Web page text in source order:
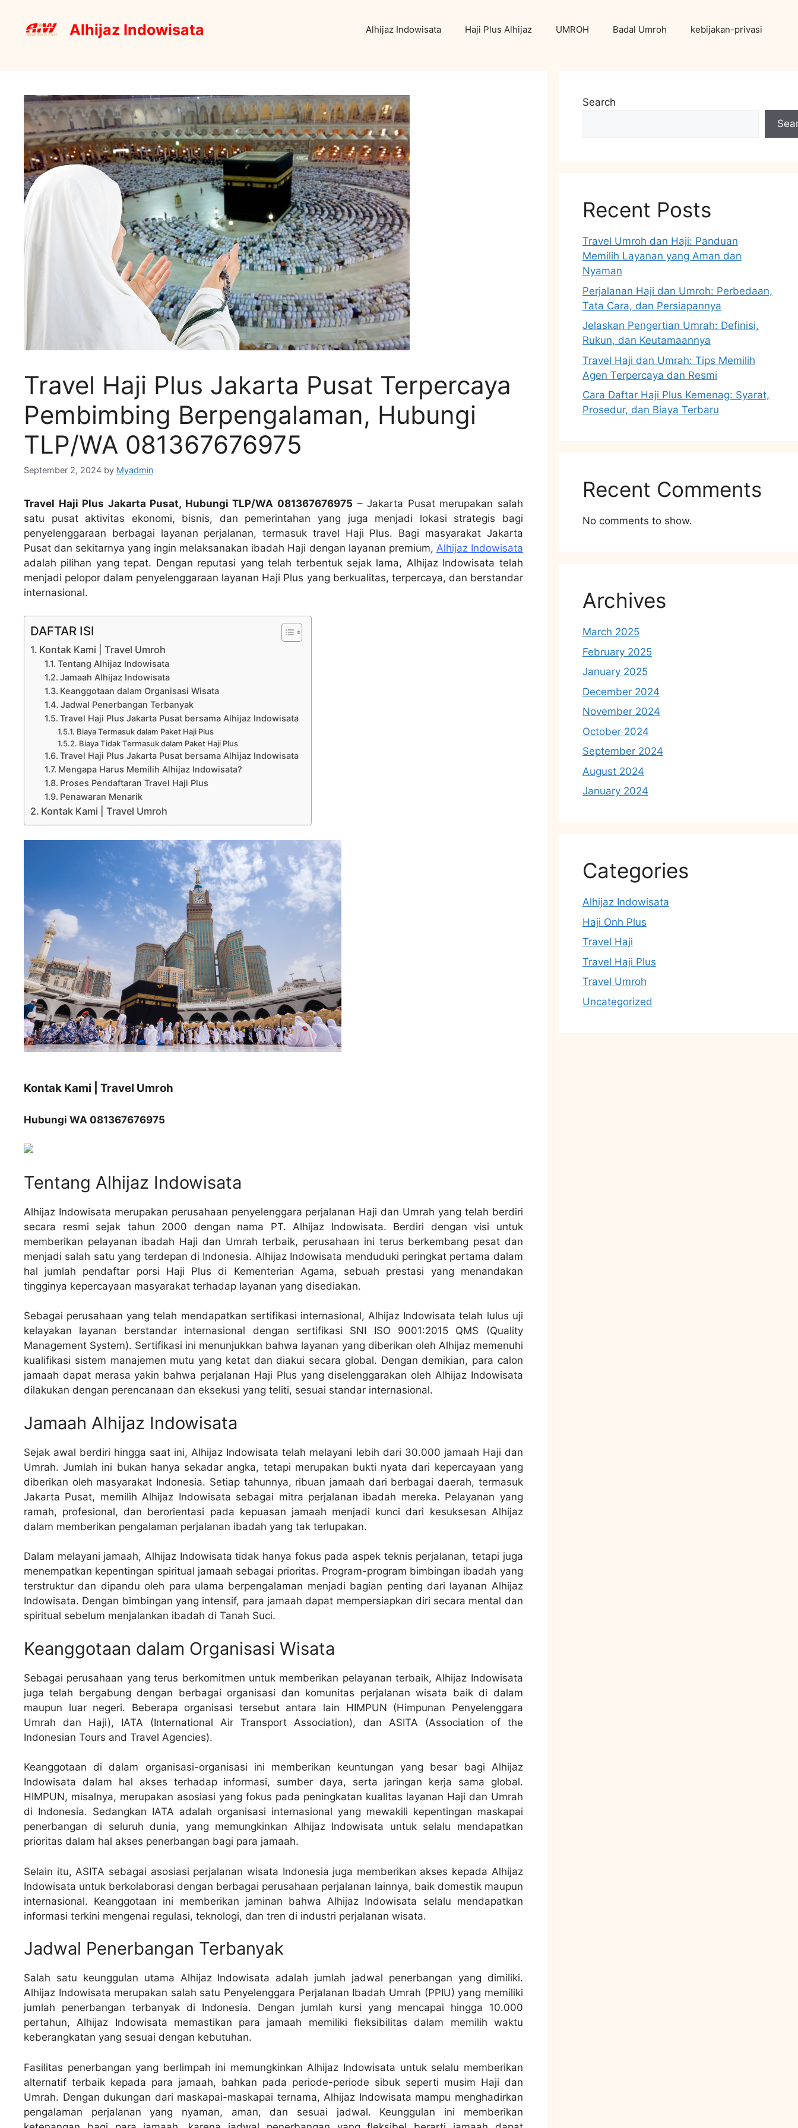
content
Alhijaz Indowisata Alhijaz Indowisata Haji Plus Alhijaz UMROH Badal Umroh kebijakan-privasi
Travel Haji Plus Jakarta Pusat Terpercaya
Pembimbing Berpengalaman, Hubungi
TLP/WA 081367676975
September 2, 2024 by Myadmin
Travel Haji Plus Jakarta Pusat, Hubungi TLP/WA 081367676975 – Jakarta Pusat merupakan salah
satu pusat aktivitas ekonomi, bisnis, dan pemerintahan yang juga menjadi lokasi strategis bagi
penyelenggaraan berbagai layanan perjalanan, termasuk travel Haji Plus. Bagi masyarakat Jakarta
Pusat dan sekitarnya yang ingin melaksanakan ibadah Haji dengan layanan premium, Alhijaz Indowisata
adalah pilihan yang tepat. Dengan reputasi yang telah terbentuk sejak lama, Alhijaz Indowisata telah
menjadi pelopor dalam penyelenggaraan layanan Haji Plus yang berkualitas, terpercaya, dan berstandar
internasional.
DAFTAR ISI
Kontak Kami | Travel Umroh
Tentang Alhijaz Indowisata
Jamaah Alhijaz Indowisata
Keanggotaan dalam Organisasi Wisata
Jadwal Penerbangan Terbanyak
Travel Haji Plus Jakarta Pusat bersama Alhijaz Indowisata
Biaya Termasuk dalam Paket Haji Plus
Biaya Tidak Termasuk dalam Paket Haji Plus
Travel Haji Plus Jakarta Pusat bersama Alhijaz Indowisata
Mengapa Harus Memilih Alhijaz Indowisata?
Proses Pendaftaran Travel Haji Plus
Penawaran Menarik
Kontak Kami | Travel Umroh
Kontak Kami | Travel Umroh
Hubungi WA 081367676975
Tentang Alhijaz Indowisata
Alhijaz Indowisata merupakan perusahaan penyelenggara perjalanan Haji dan Umrah yang telah berdiri
secara resmi sejak tahun 2000 dengan nama PT. Alhijaz Indowisata. Berdiri dengan visi untuk
memberikan pelayanan ibadah Haji dan Umrah terbaik, perusahaan ini terus berkembang pesat dan
menjadi salah satu yang terdepan di Indonesia. Alhijaz Indowisata menduduki peringkat pertama dalam
hal jumlah pendaftar porsi Haji Plus di Kementerian Agama, sebuah prestasi yang menandakan
tingginya kepercayaan masyarakat terhadap layanan yang disediakan.
Sebagai perusahaan yang telah mendapatkan sertifikasi internasional, Alhijaz Indowisata telah lulus uji
kelayakan layanan berstandar internasional dengan sertifikasi SNI ISO 9001:2015 QMS (Quality
Management System). Sertifikasi ini menunjukkan bahwa layanan yang diberikan oleh Alhijaz memenuhi
kualifikasi sistem manajemen mutu yang ketat dan diakui secara global. Dengan demikian, para calon
jamaah dapat merasa yakin bahwa perjalanan Haji Plus yang diselenggarakan oleh Alhijaz Indowisata
dilakukan dengan perencanaan dan eksekusi yang teliti, sesuai standar internasional.
Jamaah Alhijaz Indowisata
Sejak awal berdiri hingga saat ini, Alhijaz Indowisata telah melayani lebih dari 30.000 jamaah Haji dan
Umrah. Jumlah ini bukan hanya sekadar angka, tetapi merupakan bukti nyata dari kepercayaan yang
diberikan oleh masyarakat Indonesia. Setiap tahunnya, ribuan jamaah dari berbagai daerah, termasuk
Jakarta Pusat, memilih Alhijaz Indowisata sebagai mitra perjalanan ibadah mereka. Pelayanan yang
ramah, profesional, dan berorientasi pada kepuasan jamaah menjadi kunci dari kesuksesan Alhijaz
dalam memberikan pengalaman perjalanan ibadah yang tak terlupakan.
Dalam melayani jamaah, Alhijaz Indowisata tidak hanya fokus pada aspek teknis perjalanan, tetapi juga
menempatkan kepentingan spiritual jamaah sebagai prioritas. Program-program bimbingan ibadah yang
terstruktur dan dipandu oleh para ulama berpengalaman menjadi bagian penting dari layanan Alhijaz
Indowisata. Dengan bimbingan yang intensif, para jamaah dapat mempersiapkan diri secara mental dan
spiritual sebelum menjalankan ibadah di Tanah Suci.
Keanggotaan dalam Organisasi Wisata
Sebagai perusahaan yang terus berkomitmen untuk memberikan pelayanan terbaik, Alhijaz Indowisata
juga telah bergabung dengan berbagai organisasi dan komunitas perjalanan wisata baik di dalam
maupun luar negeri. Beberapa organisasi tersebut antara lain HIMPUN (Himpunan Penyelenggara
Umrah dan Haji), IATA (International Air Transport Association), dan ASITA (Association of the
Indonesian Tours and Travel Agencies).
Keanggotaan di dalam organisasi-organisasi ini memberikan keuntungan yang besar bagi Alhijaz
Indowisata dalam hal akses terhadap informasi, sumber daya, serta jaringan kerja sama global.
HIMPUN, misalnya, merupakan asosiasi yang fokus pada peningkatan kualitas layanan Haji dan Umrah
di Indonesia. Sedangkan IATA adalah organisasi internasional yang mewakili kepentingan maskapai
penerbangan di seluruh dunia, yang memungkinkan Alhijaz Indowisata untuk selalu mendapatkan
prioritas dalam hal akses penerbangan bagi para jamaah.
Selain itu, ASITA sebagai asosiasi perjalanan wisata Indonesia juga memberikan akses kepada Alhijaz
Indowisata untuk berkolaborasi dengan berbagai perusahaan perjalanan lainnya, baik domestik maupun
internasional. Keanggotaan ini memberikan jaminan bahwa Alhijaz Indowisata selalu mendapatkan
informasi terkini mengenai regulasi, teknologi, dan tren di industri perjalanan wisata.
Jadwal Penerbangan Terbanyak
Salah satu keunggulan utama Alhijaz Indowisata adalah jumlah jadwal penerbangan yang dimiliki.
Alhijaz Indowisata merupakan salah satu Penyelenggara Perjalanan Ibadah Umrah (PPIU) yang memiliki
jumlah penerbangan terbanyak di Indonesia. Dengan jumlah kursi yang mencapai hingga 10.000
pertahun, Alhijaz Indowisata memastikan para jamaah memiliki fleksibilitas dalam memilih waktu
keberangkatan yang sesuai dengan kebutuhan.
Fasilitas penerbangan yang berlimpah ini memungkinkan Alhijaz Indowisata untuk selalu memberikan
alternatif terbaik kepada para jamaah, bahkan pada periode-periode sibuk seperti musim Haji dan
Umrah. Dengan dukungan dari maskapai-maskapai ternama, Alhijaz Indowisata mampu menghadirkan
pengalaman perjalanan yang nyaman, aman, dan sesuai jadwal. Keunggulan ini memberikan
Search
Recent Posts
Travel Umroh dan Haji: Panduan
Memilih Layanan yang Aman dan
Nyaman
Perjalanan Haji dan Umroh: Perbedaan,
Tata Cara, dan Persiapannya
Jelaskan Pengertian Umrah: Definisi,
Rukun, dan Keutamaannya
Travel Haji dan Umrah: Tips Memilih
Agen Terpercaya dan Resmi
Cara Daftar Haji Plus Kemenag: Syarat,
Prosedur, dan Biaya Terbaru
Recent Comments
No comments to show.
Archives
March 2025
February 2025
January 2025
December 2024
November 2024
October 2024
September 2024
August 2024
January 2024
Categories
Alhijaz Indowisata
Haji Onh Plus
Travel Haji
Travel Haji Plus
Travel Umroh
Uncategorized